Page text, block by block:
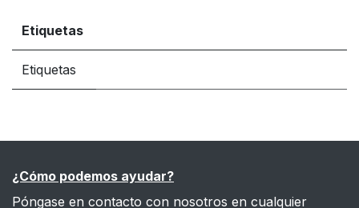
Etiquetas
Etiquetas
¿Cómo podemos ayudar?
Póngase en contacto con nosotros en cualquier